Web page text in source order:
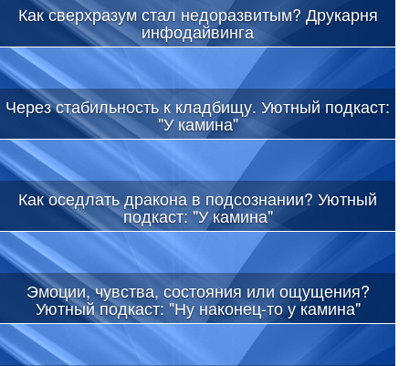
Как сверхразум стал недоразвитым? Друкарня
инфодайвинга
Через стабильность к кладбищу. Уютный подкаст:
"У камина"
Как оседлать дракона в подсознании? Уютный
подкаст: "У камина"
Эмоции, чувства, состояния или ощущения?
Уютный подкаст: "Ну наконец-то у камина"